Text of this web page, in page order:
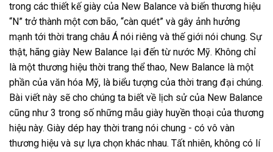
trong các thiết kế giày của New Balance và biến thương hiệu
“N” trở thành một cơn bão, “càn quét” và gây ảnh hưởng
mạnh tới thời trang châu Á nói riêng và thế giới nói chung. Sự
thật, hãng giày New Balance lại đến từ nước Mỹ. Không chỉ
là một thương hiệu thời trang thể thao, New Balance là một
phần của văn hóa Mỹ, là biểu tượng của thời trang đại chúng.
Bài viết này sẽ cho chúng ta biết về lịch sử của New Balance
cũng như 3 trong số những mẫu giày huyền thoại của thương
hiệu này. Giày dép hay thời trang nói chung - có vô vàn
thương hiệu và sự lựa chọn khác nhau. Tất nhiên, không có lí